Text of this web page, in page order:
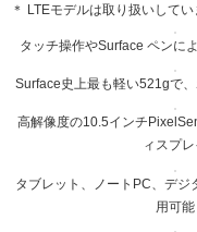
＊ LTEモデルは取り扱いしてい
タッチ操作やSurface ペンに
Surface史上最も軽い521gで
高解像度の10.5インチ
ィスプレ
タブレット、ノートPC、デジ
用可能